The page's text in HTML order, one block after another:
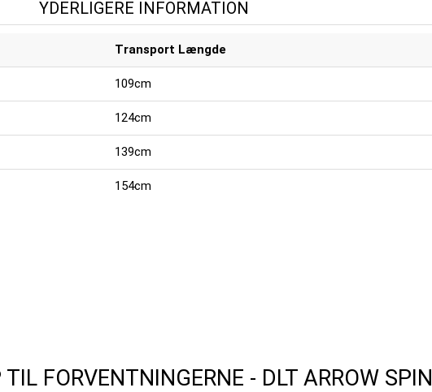
YDERLIGERE INFORMATION
Transport Længde
109cm
124cm
139cm
154cm
FORVENTNINGERNE - DLT ARROW SPIN